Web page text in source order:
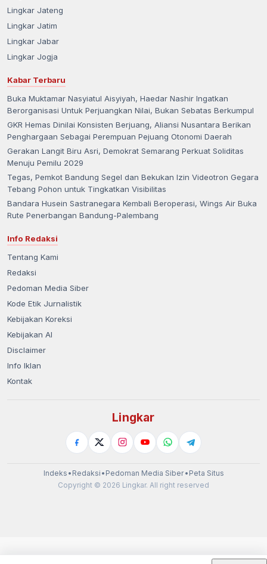
Lingkar Jateng
Lingkar Jatim
Lingkar Jabar
Lingkar Jogja
Kabar Terbaru
Buka Muktamar Nasyiatul Aisyiyah, Haedar Nashir Ingatkan
Berorganisasi Untuk Perjuangkan Nilai, Bukan Sebatas Berkumpul
GKR Hemas Dinilai Konsisten Berjuang, Aliansi Nusantara Berikan
Penghargaan Sebagai Perempuan Pejuang Otonomi Daerah
Gerakan Langit Biru Asri, Demokrat Semarang Perkuat Soliditas
Menuju Pemilu 2029
Tegas, Pemkot Bandung Segel dan Bekukan Izin Videotron Gegara
Tebang Pohon untuk Tingkatkan Visibilitas
Bandara Husein Sastranegara Kembali Beroperasi, Wings Air Buka
Rute Penerbangan Bandung-Palembang
Info Redaksi
Tentang Kami
Redaksi
Pedoman Media Siber
Kode Etik Jurnalistik
Kebijakan Koreksi
Kebijakan AI
Disclaimer
Info Iklan
Kontak
Lingkar
Indeks • Redaksi • Pedoman Media Siber• Peta Situs
Copyright © 2026 Lingkar. All right reserved